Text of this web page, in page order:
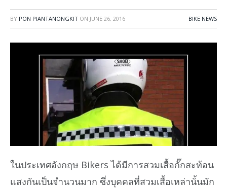
BY PON PIANTANONGKIT ON JUNE 26, 2016 BIKE NEWS
ในประเทศอังกฤษ Bikers ได้มีการสวมเสื้อกั๊กสะท้อน
แสงกันเป็นจำนวนมาก ซึ่งบุคคลที่สวมเสื้อเหล่านั้นมัก